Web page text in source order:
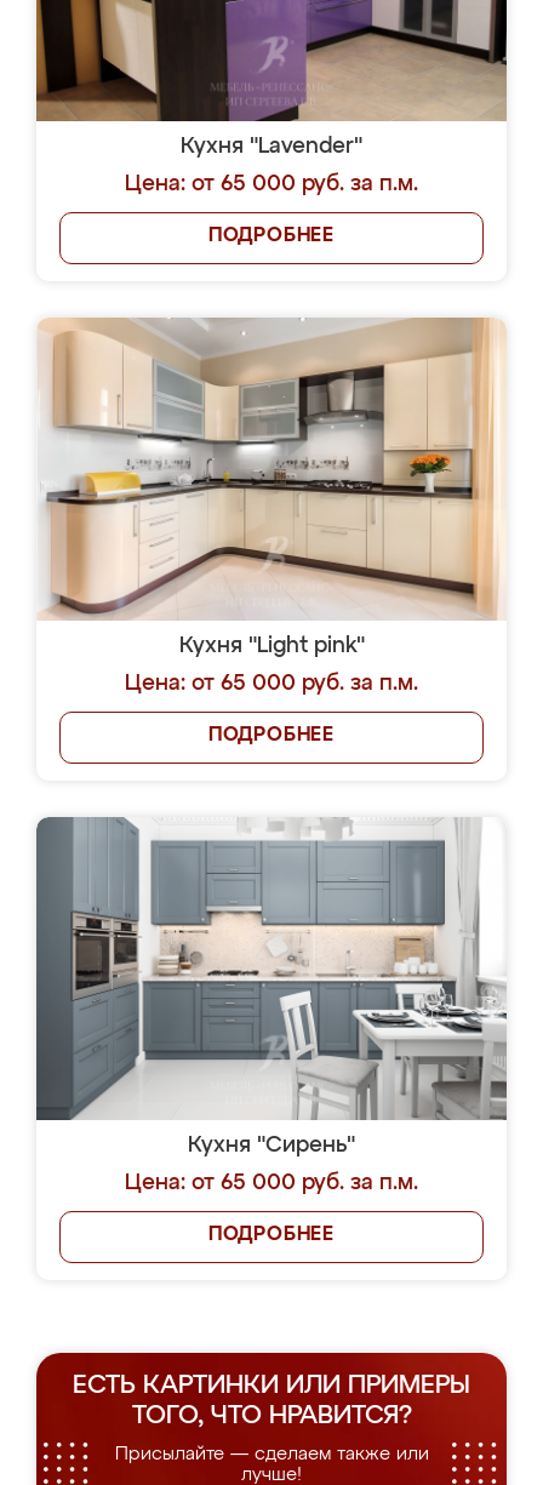
Кухня "Lavender"
Цена: от 65 000 руб. за п.м.
ПОДРОБНЕЕ
Кухня "Light pink"
Цена: от 65 000 руб. за п.м.
ПОДРОБНЕЕ
Кухня "Сирень"
Цена: от 65 000 руб. за п.м.
ПОДРОБНЕЕ
ЕСТЬ КАРТИНКИ ИЛИ ПРИМЕРЫ
ТОГО, ЧТО НРАВИТСЯ?
Присылайте — сделаем также или
лучше!